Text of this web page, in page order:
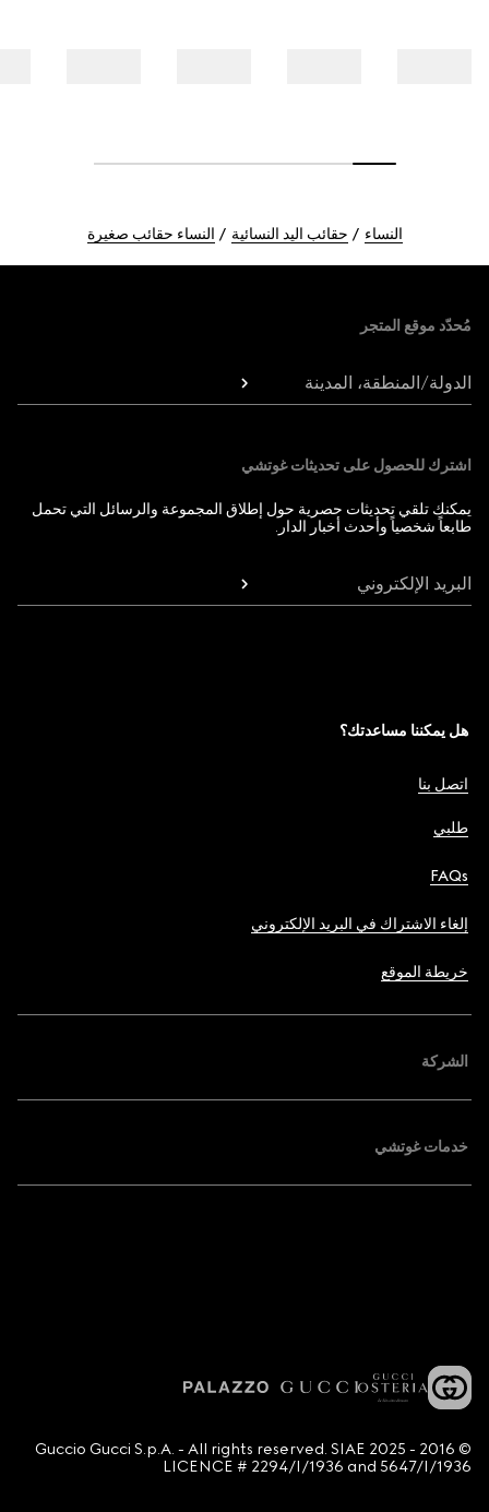
النساء حقائب اليد النسائية النساء حقائب صغيرة
مُحدّد موقع المتجر
الدولة/المنطقة، المدينة
اشترك للحصول على تحديثات غوتشي
يمكنك تلقي تحديثات حصرية حول إطلاق المجموعة والرسائل التي تحمل
طابعاً شخصياً وأحدث أخبار الدار.
البريد الإلكتروني
هل يمكننا مساعدتك؟
اتصل بنا
طلبي
FAQs
إلغاء الاشتراك في البريد الإلكتروني
خريطة الموقع
الشركة
خدمات غوتشي
© 2016 - 2025 Guccio Gucci S.p.A. - All rights reserved. SIAE
LICENCE # 2294/I/1936 and 5647/I/1936